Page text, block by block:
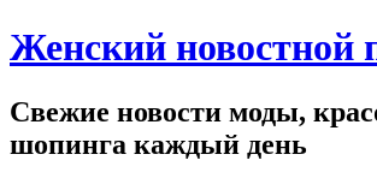
Женский новостной
Свежие новости моды,
шопинга каждый день